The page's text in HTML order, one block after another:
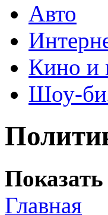
Авто
Кино и
Шоу-
Главная